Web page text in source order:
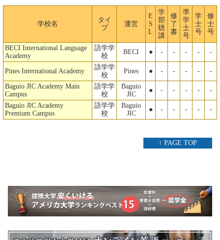
学校名
タイ
プ
運営
E
S
L
学
部
聴
講
修
了
書
準
学
士
号
学
士
号
修
士
号
BECI International Language
Academy
語学学
校
BECI ● - - - - -
Pines International Academy
語学学
校
Pines ● - - - - -
Baguio JIC Academy Main
Campus
語学学
校
Baguio
JIC
● - - - - -
Baguio JIC Academy
Premium Campus
語学学
校
Baguio
JIC
● - - - - -
↑ PAGE TOP